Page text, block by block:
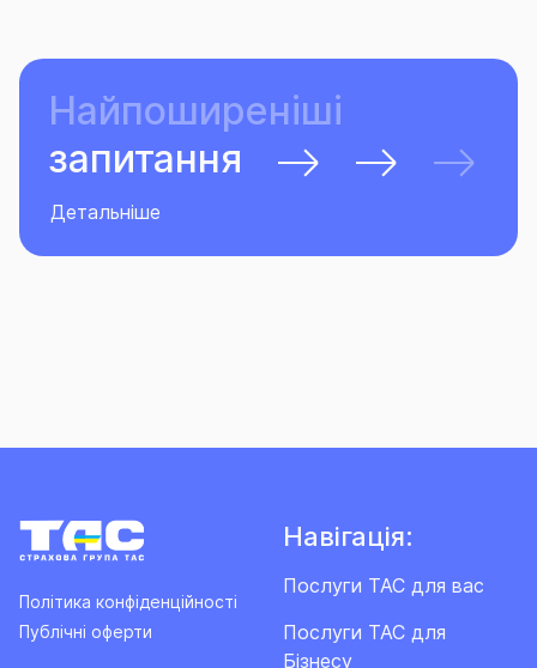
Найпоширеніші
запитання
Детальніше
Політика конфіденційності
Публічні оферти
Навігація:
Послуги ТАС для вас
Послуги ТАС для
Бізнесу